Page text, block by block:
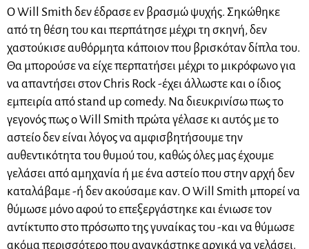
Ο Will Smith δεν έδρασε εν βρασμώ ψυχής. Σηκώθηκε
από τη θέση του και περπάτησε μέχρι τη σκηνή, δεν
χαστούκισε αυθόρμητα κάποιον που βρισκόταν δίπλα του.
Θα μπορούσε να είχε περπατήσει μέχρι το μικρόφωνο για
να απαντήσει στον Chris Rock -έχει άλλωστε και ο ίδιος
εμπειρία από stand up comedy. Να διευκρινίσω πως το
γεγονός πως ο Will Smith πρώτα γέλασε κι αυτός με το
αστείο δεν είναι λόγος να αμφισβητήσουμε την
αυθεντικότητα του θυμού του, καθώς όλες μας έχουμε
γελάσει από αμηχανία ή με ένα αστείο που στην αρχή δεν
καταλάβαμε -ή δεν ακούσαμε καν. Ο Will Smith μπορεί να
θύμωσε μόνο αφού το επεξεργάστηκε και ένιωσε τον
αντίκτυπο στο πρόσωπο της γυναίκας του -και να θύμωσε
ακόμα περισσότερο που αναγκάστηκε αρχικά να γελάσει.